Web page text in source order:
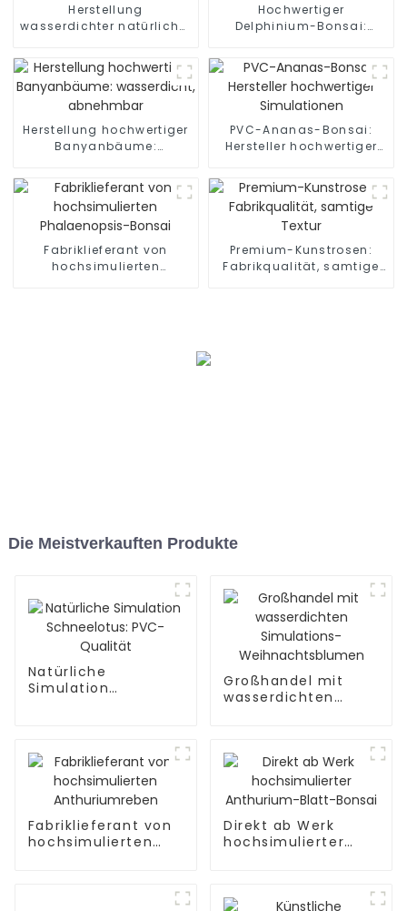
Herstellung
wasserdichter natürlicher
Hochwertiger
Delphinium-Bonsai:
Herstellung hochwertiger
Banyanbäume:
PVC-Ananas-Bonsai:
Hersteller hochwertiger
Fabriklieferant von
hochsimulierten
Premium-Kunstrosen:
Fabrikqualität, samtige
Die Meistverkauften Produkte
Natürliche
Simulation
Großhandel mit
wasserdichten
Fabriklieferant von
hochsimulierten
Direkt ab Werk
hochsimulierter